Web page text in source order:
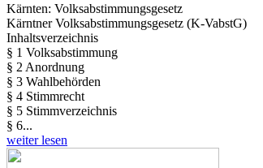
Kärnten: Volksabstimmungsgesetz
Kärntner Volksabstimmungsgesetz (K-VabstG)
Inhaltsverzeichnis
§ 1 Volksabstimmung
§ 2 Anordnung
§ 3 Wahlbehörden
§ 4 Stimmrecht
§ 5 Stimmverzeichnis
§ 6...
weiter lesen